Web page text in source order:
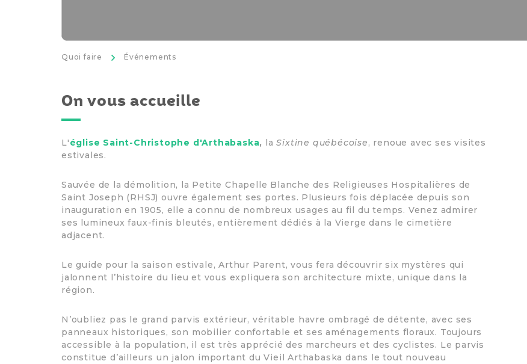
Quoi faire >
Événements
On vous accueille
L'église Saint-Christophe d'Arthabaska, laSixtine québécoise, renoue avec ses visites
estivales.
Sauvée de la démolition, la Petite Chapelle Blanche des Religieuses Hospitalières de
Saint Joseph (RHSJ) ouvre également ses portes. Plusieurs fois déplacée depuis son
inauguration en 1905, elle a connu de nombreux usages au fil du temps. Venez admirer
ses lumineux faux-finis bleutés, entièrement dédiés à la Vierge dans le cimetière
adjacent.
Le guide pour la saison estivale, Arthur Parent, vous fera découvrir six mystères qui
jalonnent l’histoire du lieu et vous expliquera son architecture mixte, unique dans la
région.
N’oubliez pas le grand parvis extérieur, véritable havre ombragé de détente, avec ses
panneaux historiques, son mobilier confortable et ses aménagements floraux. Toujours
accessible à la population, il est très apprécié des marcheurs et des cyclistes. Le parvis
constitue d’ailleurs un jalon important du Vieil Arthabaska dans le tout nouveau